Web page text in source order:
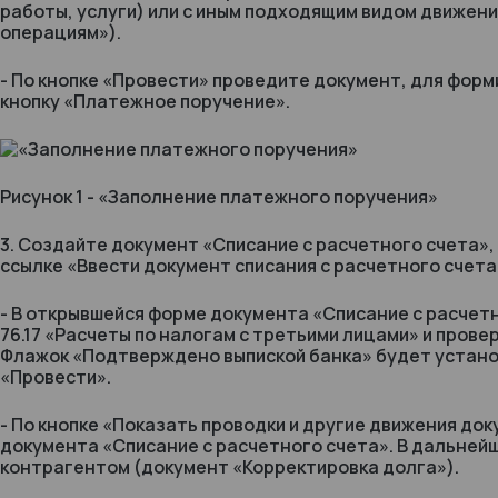
работы, услуги) или с иным подходящим видом
операциям»).
- По кнопке «Провести» проведите документ, для
кнопку «Платежное поручение».
Рисунок 1 - «Заполнение платежного поручения»
3. Создайте документ «Списание с расчетного
ссылке «Ввести документ списания с расчетного
- В открывшейся форме документа «Списание с
76.17 «Расчеты по налогам с третьими лицами» и
Флажок «Подтверждено выпиской банка» будет
«Провести».
- По кнопке «Показать проводки и другие движения
документа «Списание с расчетного счета». В
контрагентом (документ «Корректировка долга»).